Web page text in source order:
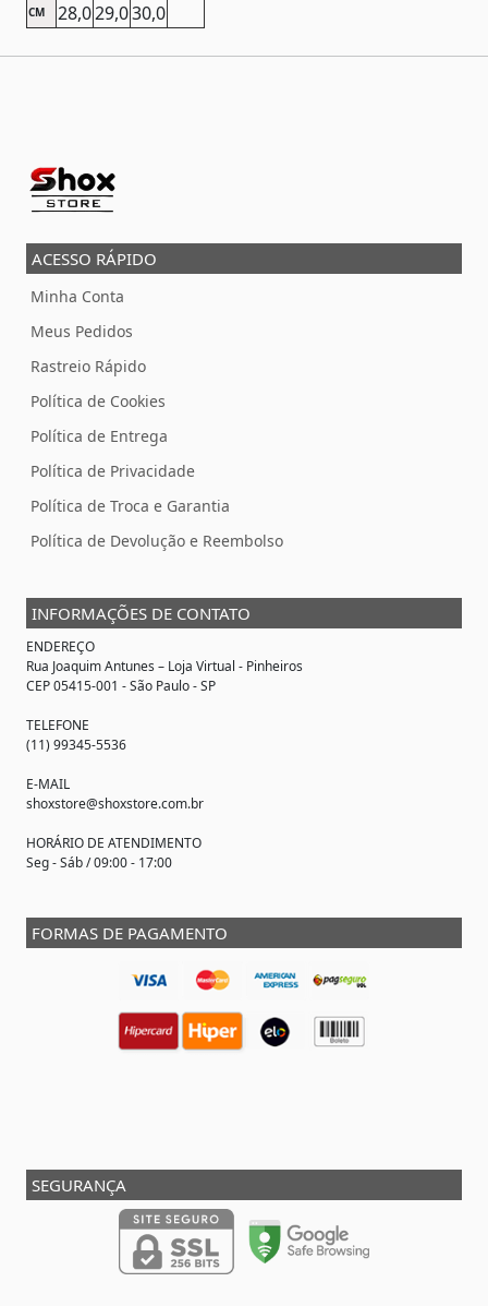
CM 28,029,030,0
ACESSO RÁPIDO
Minha Conta
Meus Pedidos
Rastreio Rápido
Política de Cookies
Política de Entrega
Política de Privacidade
Política de Troca e Garantia
Política de Devolução e Reembolso
INFORMAÇÕES DE CONTATO
ENDEREÇO
Rua Joaquim Antunes – Loja Virtual - Pinheiros
CEP 05415-001 - São Paulo - SP
TELEFONE
(11) 99345-5536
E-MAIL
shoxstore@shoxstore.com.br
HORÁRIO DE ATENDIMENTO
Seg - Sáb / 09:00 - 17:00
FORMAS DE PAGAMENTO
SEGURANÇA